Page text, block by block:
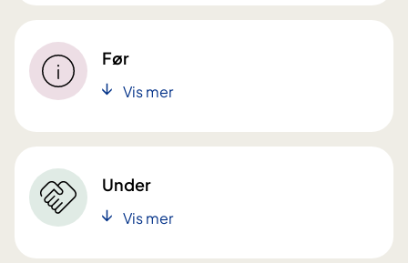
Før
Vis mer
Under
Vis mer